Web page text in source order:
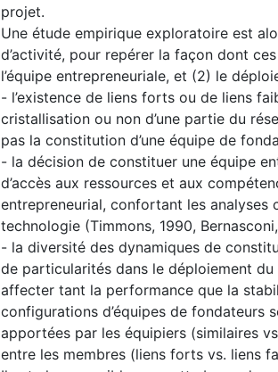
projet.
Une étude empirique exploratoire est
d’activité, pour repérer la façon dont
l’équipe entrepreneuriale, et (2) le
- l’existence de liens forts ou de liens
cristallisation ou non d’une partie du
pas la constitution d’une équipe de
- la décision de constituer une équipe
d’accès aux ressources et aux
entrepreneurial, confortant les analyses
technologie (Timmons, 1990,
- la diversité des dynamiques de
de particularités dans le déploiement
affecter tant la performance que la
configurations d’équipes de fondateurs
apportées par les équipiers (similaires
entre les membres (liens forts vs. liens